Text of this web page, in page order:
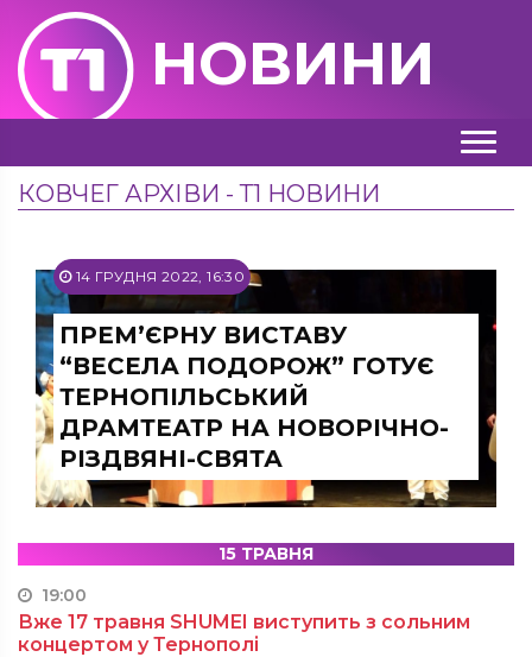
НОВИНИ
КОВЧЕГ АРХІВИ - Т1 НОВИНИ
14 ГРУДНЯ 2022, 16:30
ПРЕМ’ЄРНУ ВИСТАВУ
“ВЕСЕЛА ПОДОРОЖ” ГОТУЄ
ТЕРНОПІЛЬСЬКИЙ
ДРАМТЕАТР НА НОВОРІЧНО-
РІЗДВЯНІ-СВЯТА
15 ТРАВНЯ
19:00
Вже 17 травня SHUMEI виступить з сольним
концертом у Тернополі